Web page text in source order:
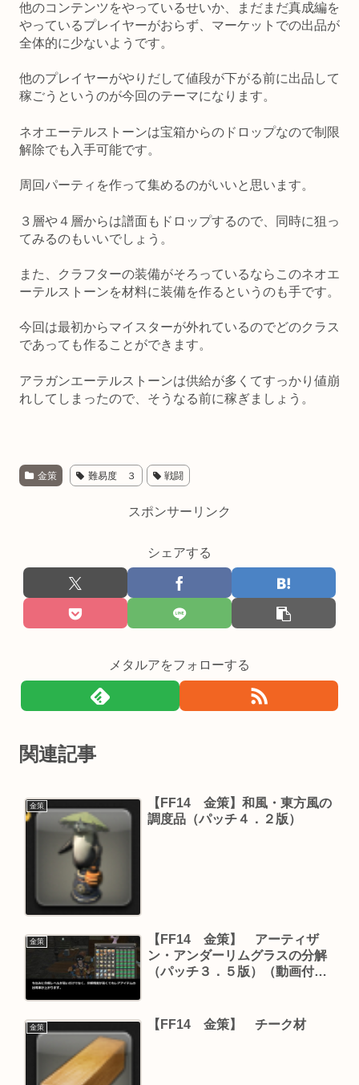
他のコンテンツをやっているせいか、まだまだ真成編を
やっているプレイヤーがおらず、マーケットでの出品が
全体的に少ないようです。
他のプレイヤーがやりだして値段が下がる前に出品して
稼ごうというのが今回のテーマになります。
ネオエーテルストーンは宝箱からのドロップなので制限
解除でも入手可能です。
周回パーティを作って集めるのがいいと思います。
３層や４層からは譜面もドロップするので、同時に狙っ
てみるのもいいでしょう。
また、クラフターの装備がそろっているならこのネオエ
ーテルストーンを材料に装備を作るというのも手です。
今回は最初からマイスターが外れているのでどのクラス
であっても作ることができます。
アラガンエーテルストーンは供給が多くてすっかり値崩
れしてしまったので、そうなる前に稼ぎましょう。
金策 難易度 ３ 戦闘
スポンサーリンク
シェアする
メタルアをフォローする
関連記事
金策
【FF14 金策】和風・東方風の
調度品（パッチ４．２版）
金策
【FF14 金策】 アーティザ
ン・アンダーリムグラスの分解
（パッチ３．５版）（動画付
金策 【FF14 金策】 チーク材